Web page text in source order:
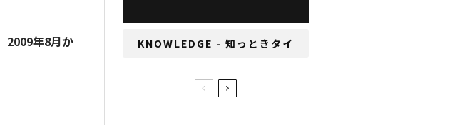
2009年8月か
KNOWLEDGE - 知っときタイ